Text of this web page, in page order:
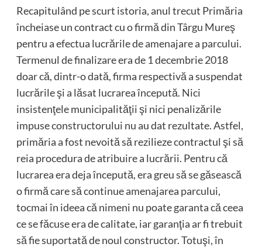
Recapitulând pe scurt istoria, anul trecut Primăria
încheiase un contract cu o firmă din Târgu Mureş
pentru a efectua lucrările de amenajare a parcului.
Termenul de finalizare era de 1 decembrie 2018
doar că, dintr-o dată, firma respectivă a suspendat
lucrările şi a lăsat lucrarea începută. Nici
insistenţele municipalităţii şi nici penalizările
impuse constructorului nu au dat rezultate. Astfel,
primăria a fost nevoită să rezilieze contractul şi să
reia procedura de atribuire a lucrării. Pentru că
lucrarea era deja începută, era greu să se găsească
o firmă care să continue amenajarea parcului,
tocmai în ideea că nimeni nu poate garanta că ceea
ce se făcuse era de calitate, iar garanţia ar fi trebuit
să fie suportată de noul constructor. Totuşi, în